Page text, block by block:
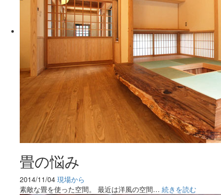
畳の悩み
2014/11/04 現場から
素敵な畳を使った空間。 最近は洋風の空間… 続きを読む